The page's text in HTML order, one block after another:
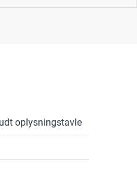
oplysningstavle